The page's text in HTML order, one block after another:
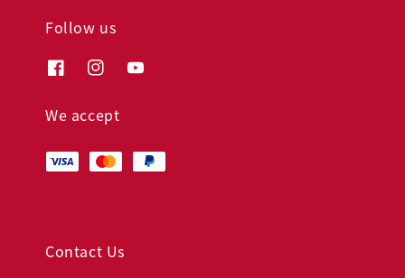
Follow us
We accept
Contact Us